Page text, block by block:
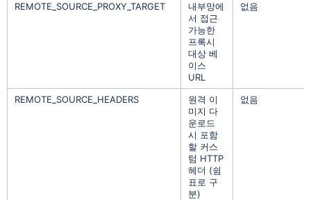
REMOTE_SOURCE_PROXY_TARGET
내부망에
서 접근
가능한
프록시
대상 베
이스
URL
없음
REMOTE_SOURCE_HEADERS
원격 이
미지 다
운로드
시 포함
할 커스
텀 HTTP
헤더 (쉼
표로 구
분)
없음